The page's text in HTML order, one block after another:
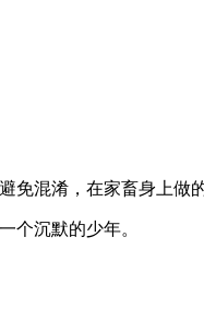
混淆，在家畜身上做
沉默的少年。